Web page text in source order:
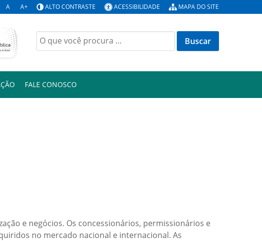
A A+ ALTO CONTRASTE ACESSIBILIDADE MAPA DO SITE
Buscar
por:
FALE CONOSCO
e negócios. Os concessionários, permissionários e
no mercado nacional e internacional. As